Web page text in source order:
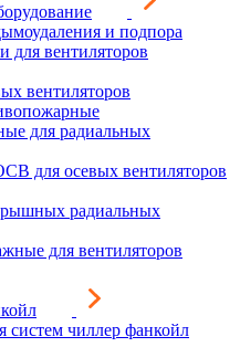
и подпора
для вентиляторов
вентиляторов
для радиальных
для осевых вентиляторов
радиальных
для вентиляторов
систем чиллер фанкойл